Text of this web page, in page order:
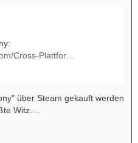
Cross-Plattfor…
über Steam gekauft werden
Witz....